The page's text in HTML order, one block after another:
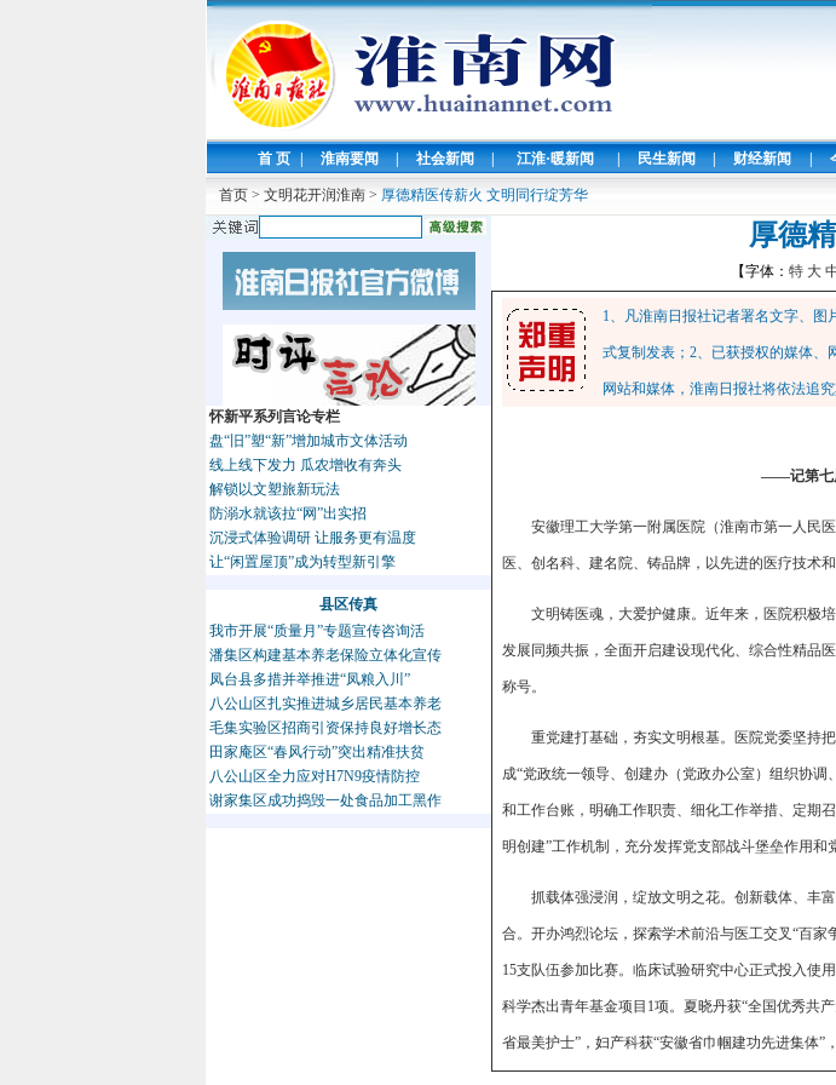
首 页 | 淮南要闻 | 社会新闻 | 江淮·暖新闻 | 民生新闻 | 财经新闻 |
首页 > 文明花开润淮南 > 厚德精医传薪火 文明同行绽芳华
怀新平系列言论专栏
盘“旧”塑“新”增加城市文体活动
线上线下发力 瓜农增收有奔头
解锁以文塑旅新玩法
防溺水就该拉“网”出实招
沉浸式体验调研 让服务更有温度
让“闲置屋顶”成为转型新引擎
县区传真
我市开展“质量月”专题宣传咨询活
潘集区构建基本养老保险立体化宣传
凤台县多措并举推进“凤粮入川”
八公山区扎实推进城乡居民基本养老
毛集实验区招商引资保持良好增长态
田家庵区“春风行动”突出精准扶贫
八公山区全力应对H7N9疫情防控
谢家集区成功捣毁一处食品加工黑作
厚德
【字体： 特 大
1、凡淮南日报社记者署名文字、
式复制发表；2、已获授权的媒体、
网站和媒体，淮南日报社将依法追究
——记第七
安徽理工大学第一附属医院（淮南市第一人民
医、创名科、建名院、铸品牌，以先进的医疗技术
文明铸医魂，大爱护健康。近年来，医院积极
发展同频共振，全面开启建设现代化、综合性精品
称号。
重党建打基础，夯实文明根基。医院党委坚持
成“党政统一领导、创建办（党政办公室）组织协
和工作台账，明确工作职责、细化工作举措、定期
明创建”工作机制，充分发挥党支部战斗堡垒作用和
抓载体强浸润，绽放文明之花。创新载体、丰
合。开办鸿烈论坛，探索学术前沿与医工交叉“百
15支队伍参加比赛。临床试验研究中心正式投入使
科学杰出青年基金项目1项。夏晓丹获“全国优秀共
省最美护士”，妇产科获“安徽省巾帼建功先进集体